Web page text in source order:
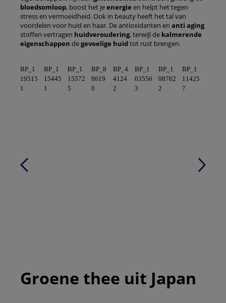
bloedsomloop, boost het jeenergie en helpt het tegen
stress en vermoeidheid. Ook in beauty heeft het tal van
voordelen voor huid en haar. De antioxidanten en anti aging
stoffen vertragen huidveroudering, terwijl de kalmerende
eigenschappen degevoelige huidtot rust brengen.
BP_1
19515
1
BP_1
15445
1
BP_1
15572
5
BP_8
8619
0
BP_4
4124
2
BP_1
03556
3
BP_1
08762
2
BP_1
11425
7
Groene thee uit Japan